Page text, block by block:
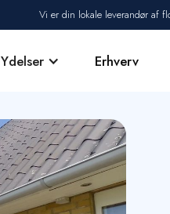
Vi er din lokale leverandør af
Ydelser Erhverv